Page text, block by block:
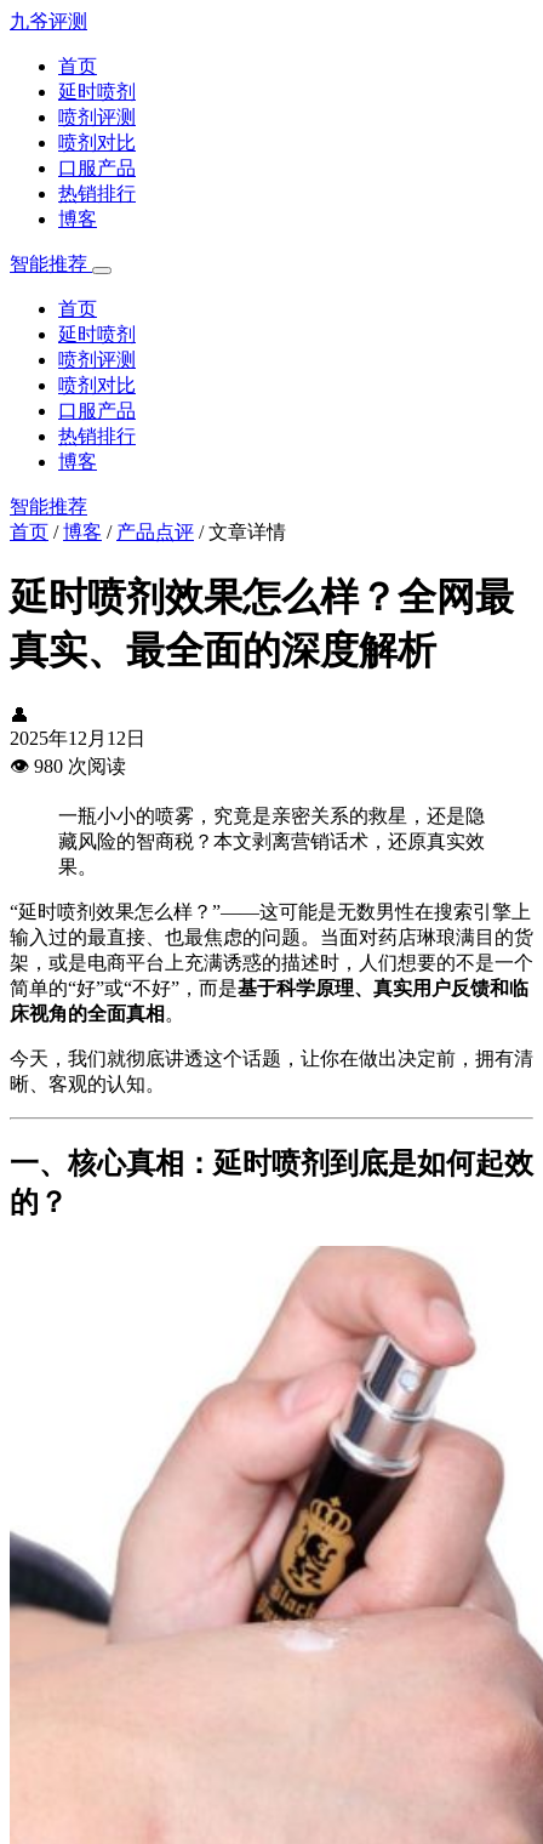
九爷评测
首页
延时喷剂
喷剂评测
喷剂对比
口服产品
热销排行
博客
智能推荐
首页
延时喷剂
喷剂评测
喷剂对比
口服产品
热销排行
博客
智能推荐
首页 /博客 / 产品点评 /文章详情
延时喷剂效果怎么样？全网最
真实、最全面的深度解析
👤
2025年12月12日
👁️ 980 次阅读
一瓶小小的喷雾，究竟是亲密关系的救星，还是隐
藏风险的智商税？本文剥离营销话术，还原真实效
果。
“延时喷剂效果怎么样？”——这可能是无数男性在搜索引擎上
输入过的最直接、也最焦虑的问题。当面对药店琳琅满目的货
架，或是电商平台上充满诱惑的描述时，人们想要的不是一个
简单的“好”或“不好”，而是基于科学原理、真实用户反馈和临
床视角的全面真相 。
今天，我们就彻底讲透这个话题，让你在做出决定前，拥有清
晰、客观的认知。
一、核心真相：延时喷剂到底是如何起效
的？